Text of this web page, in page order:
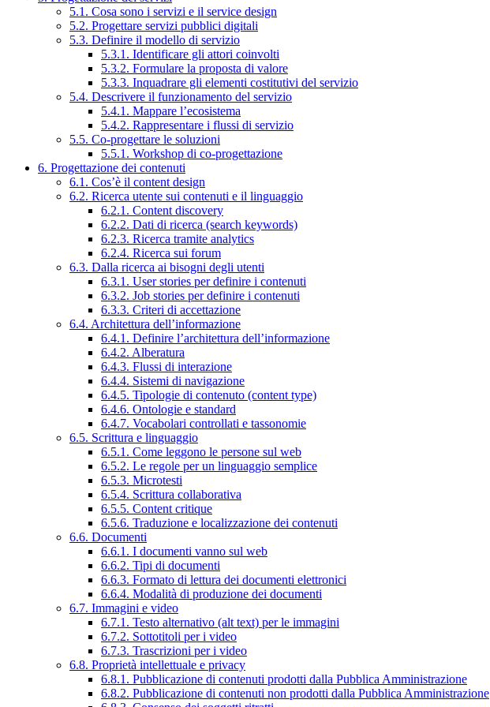
5.1. Cosa sono i servizi e il service design
5.2. Progettare servizi pubblici digitali
5.3. Definire il modello di servizio
5.3.1. Identificare gli attori coinvolti
5.3.2. Formulare la proposta di valore
5.3.3. Inquadrare gli elementi costitutivi del servizio
5.4. Descrivere il funzionamento del servizio
5.4.1. Mappare l’ecosistema
5.4.2. Rappresentare i flussi di servizio
5.5. Co-progettare le soluzioni
5.5.1. Workshop di co-progettazione
6. Progettazione dei contenuti
6.1. Cos’è il content design
6.2. Ricerca utente sui contenuti e il linguaggio
6.2.1. Content discovery
6.2.2. Dati di ricerca (search keywords)
6.2.3. Ricerca tramite analytics
6.2.4. Ricerca sui forum
6.3. Dalla ricerca ai bisogni degli utenti
6.3.1. User stories per definire i contenuti
6.3.2. Job stories per definire i contenuti
6.3.3. Criteri di accettazione
6.4. Architettura dell’informazione
6.4.1. Definire l’architettura dell’informazione
6.4.2. Alberatura
6.4.3. Flussi di interazione
6.4.4. Sistemi di navigazione
6.4.5. Tipologie di contenuto (content type)
6.4.6. Ontologie e standard
6.4.7. Vocabolari controllati e tassonomie
6.5. Scrittura e linguaggio
6.5.1. Come leggono le persone sul web
6.5.2. Le regole per un linguaggio semplice
6.5.3. Microtesti
6.5.4. Scrittura collaborativa
6.5.5. Content critique
6.5.6. Traduzione e localizzazione dei contenuti
6.6. Documenti
6.6.1. I documenti vanno sul web
6.6.2. Tipi di documenti
6.6.3. Formato di lettura dei documenti elettronici
6.6.4. Modalità di produzione dei documenti
6.7. Immagini e video
6.7.1. Testo alternativo (alt text) per le immagini
6.7.2. Sottotitoli per i video
6.7.3. Trascrizioni per i video
6.8. Proprietà intellettuale e privacy
6.8.1. Pubblicazione di contenuti prodotti dalla Pubblica Amministrazione
6.8.2. Pubblicazione di contenuti non prodotti dalla Pubblica Amministrazione